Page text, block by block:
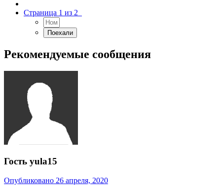
Страница 1 из 2
Рекомендуемые сообщения
Гость yula15
Опубликовано 26 апреля, 2020